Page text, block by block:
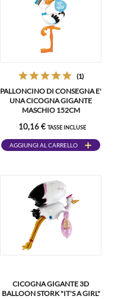
(1)
PALLONCINO DI CONSEGNA E'
UNA CICOGNA GIGANTE
MASCHIO 152CM
10,16 € TASSE INCLUSE
AGGIUNGI AL CARRELLO
CICOGNA GIGANTE 3D
BALLOON STORK "IT'S A GIRL"